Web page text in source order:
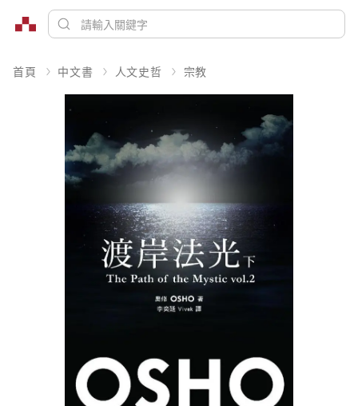
首頁 中文書 人文史哲 宗教